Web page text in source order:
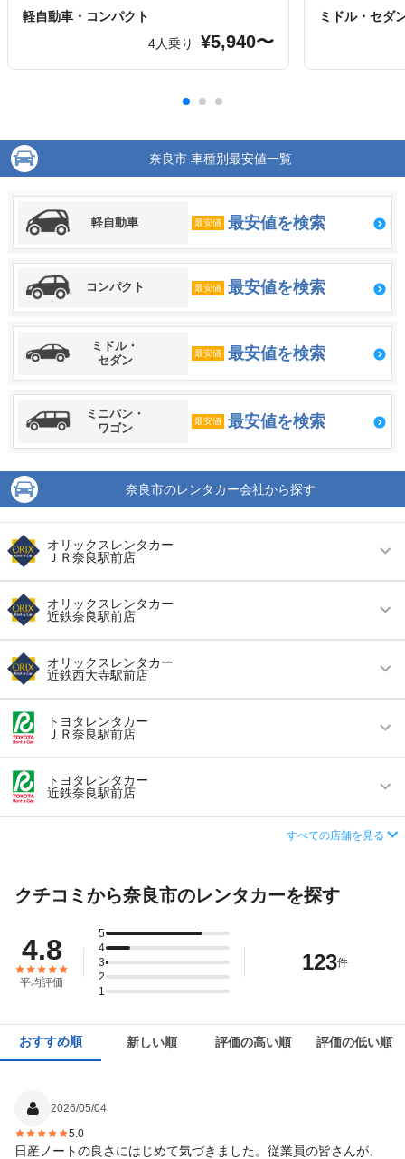
軽自動車・コンパクト
4人乗り
¥5,940〜
ミドル・セダ
奈良市 車種別最安値一覧
軽自動車 最安値 最安値を検索
コンパクト 最安値 最安値を検索
ミドル・
セダン
最安値 最安値を検索
ミニバン・
ワゴン
最安値 最安値を検索
奈良市のレンタカー会社から探す
オリックスレンタカー
ＪＲ奈良駅前店
営業時間 毎日 08:00 ～ 19:00
アクセス 奈良駅より徒歩で約1分（送迎なし）
住所 奈良市大宮町１－２－７
この店舗でレンタカーを探す
オリックスレンタカー
近鉄奈良駅前店
営業時間 毎日 08:00 ～ 19:00
アクセス 近鉄奈良駅より徒歩で約1分（送迎なし）
住所 奈良市中筋町１－１
この店舗でレンタカーを探す
オリックスレンタカー
近鉄西大寺駅前店
営業時間 毎日 08:30 ～ 19:00
アクセス 大和西大寺駅より徒歩で約3分（送迎なし）
住所 奈良市西大寺栄町２３２５－１
トヨタレンタカー
ＪＲ奈良駅前店
営業時間 毎日 08:00 ～ 20:00
アクセス 奈良駅より徒歩で約6分（送迎なし）
トヨタレンタカー
近鉄奈良駅前店
住所 奈良県奈良市西御門町11-4
この店舗でレンタカーを探す
すべての店舗を見る
クチコミから奈良市のレンタカーを探す
4.8
平均評価
5
4
3
2
1
123件
おすすめ順 新しい順 評価の高い順 評価の低い順
2026/05/04
5.0
日産ノートの良さにはじめて気づきました。従業員の皆さんが、